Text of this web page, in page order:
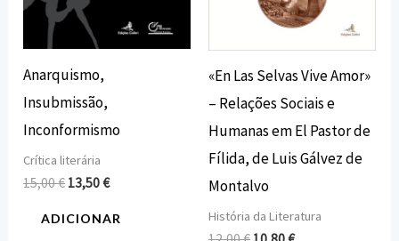
Anarquismo,
Insubmissão,
Inconformismo
Crítica literária
15,00€ 13,50€
ADICIONAR
«En Las Selvas Vive Amor»
– Relações Sociais e
Humanas em El Pastor de
Fílida, de Luis Gálvez de
Montalvo
História da Literatura